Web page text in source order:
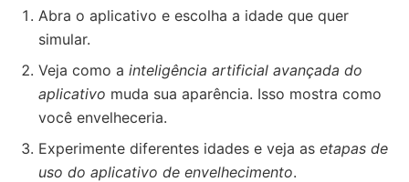
Abra o aplicativo e escolha a idade que quer
simular.
Veja como a inteligência artificial avançada do
aplicativo muda sua aparência. Isso mostra como
você envelheceria.
Experimente diferentes idades e veja as etapas de
uso do aplicativo de envelhecimento.